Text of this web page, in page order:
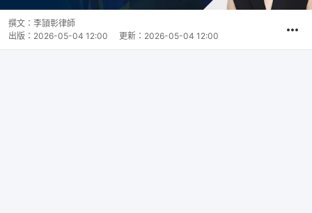
撰文： 李頴彰律師
出版： 2026-05-04 12:00 更新： 2026-05-04 12:00